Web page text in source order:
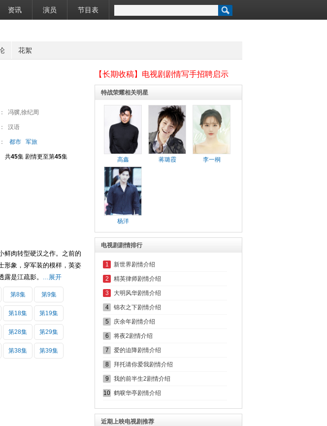
资讯 演员 节目表
花絮
冯骥,徐纪周
汉语
都市 军旅
共45集 剧情更至第45集
鲜肉转型硬汉之作。之前的
形象，穿军装的模样，英姿
是江疏影。 ...展开
第8集 第9集
第18集 第19集
第28集 第29集
第38集 第39集
【长期收稿】电视剧剧情写手招聘启示
特战荣耀相关明星
高鑫 蒋璐霞 李一桐
杨洋
电视剧剧情排行
1 新世界剧情介绍
2 精英律师剧情介绍
3 大明风华剧情介绍
4 锦衣之下剧情介绍
5 庆余年剧情介绍
6 将夜2剧情介绍
7 爱的迫降剧情介绍
8 拜托请你爱我剧情介绍
9 我的前半生2剧情介绍
10 鹤唳华亭剧情介绍
近期上映电视剧推荐